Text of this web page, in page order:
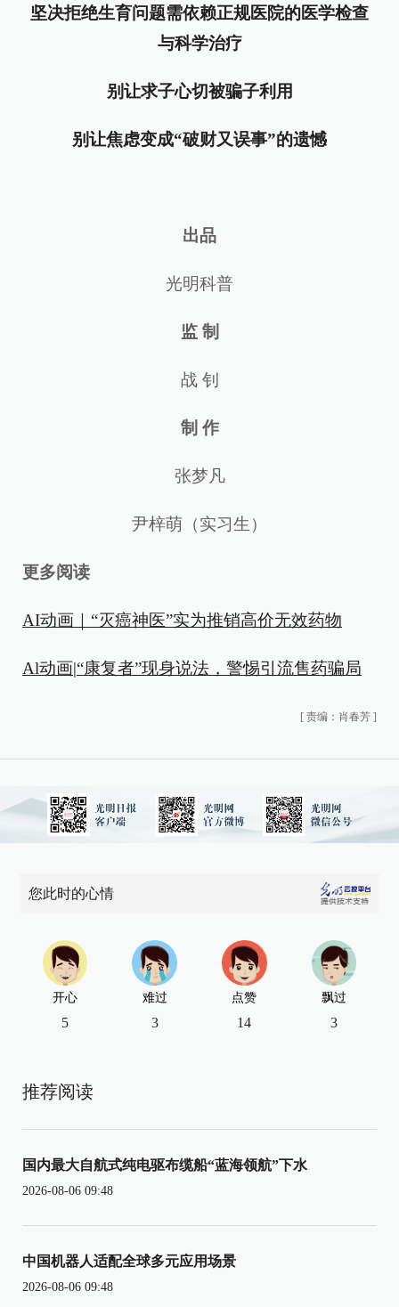
坚决拒绝生育问题需依赖正规医院的医学检查
与科学治疗
别让求子心切被骗子利用
别让焦虑变成“破财又误事”的遗憾
出品
光明科普
监 制
战 钊
制 作
张梦凡
尹梓萌（实习生）
更多阅读
AI动画｜“灭癌神医”实为推销高价无效药物
Al动画|“康复者”现身说法，警惕引流售药骗局
[ 责编：肖春芳 ]
您此时的心情
开心
5
难过
3
点赞
14
飘过
3
推荐阅读
国内最大自航式纯电驱布缆船“蓝海领航”下水
2026-08-06 09:48
中国机器人适配全球多元应用场景
2026-08-06 09:48